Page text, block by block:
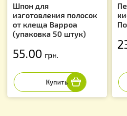
Шпон для
изготовления полосок
от клеща Варроа
(упаковка 50 штук)
55.00 грн.